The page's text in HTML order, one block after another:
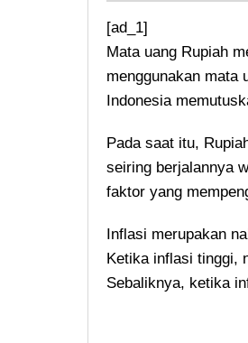
[ad_1]
Mata uang Rupiah
menggunakan mata
Indonesia
Pada saat itu,
seiring berjalannya
faktor yang
Inflasi merupakan
Ketika inflasi tinggi,
Sebaliknya, ketika